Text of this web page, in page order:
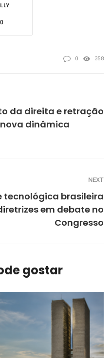
0
0 358
da direita e retração
dinâmica
NEXT
tecnológica brasileira
em debate no
Congresso
gostar